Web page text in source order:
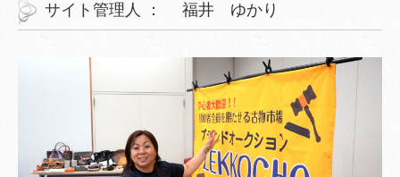
サイト管理人 ： 福井 ゆかり